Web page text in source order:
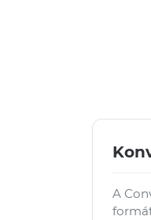
A